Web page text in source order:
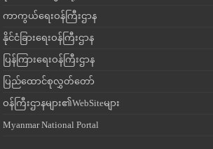
ကာကွယ်ရေးဝန်ကြီးဌာန
နိုင်ငံခြားရေးဝန်ကြီးဌာန
ပြန်ကြားရေးဝန်ကြီးဌာန
ပြည်ထောင်စုလွှတ်တော်
ဝန်ကြီးဌာနများ၏WebSiteများ
Myanmar National Portal